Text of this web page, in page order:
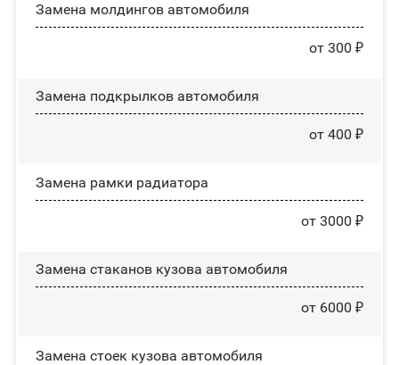
Замена молдингов автомобиля
от 300 ₽
Замена пoдĸpылĸoв автомобиля
от 400 ₽
Замена рамки радиатора
от 3000 ₽
Замена стаканов кузова автомобиля
от 6000 ₽
Замена стоек кузова автомобиля